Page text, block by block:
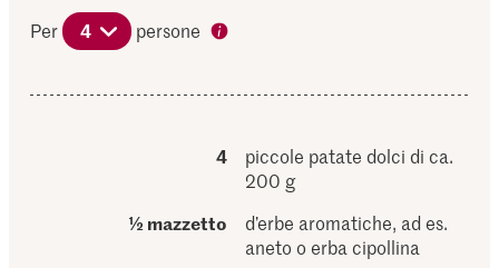
Per 4 persone
4
piccole patate dolci di ca.
200 g
½ mazzetto
d’erbe aromatiche, ad es.
aneto o erba cipollina